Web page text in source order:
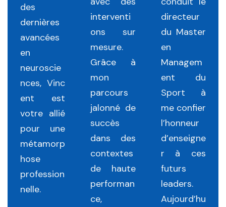
des
dernières
avancées
en
neuroscie
nces,Vinc
ent est
votre allié
pour une
métamorp
hose
profession
nelle.
interventi
ons sur
mesure.
Grâce à
mon
parcours
jalonné de
succès
dans des
contextes
de haute
performan
ce,
directeur
du Master
en
Managem
ent du
Sport à
me confier
l’honneur
d’enseigne
r à ces
futurs
leaders.
Aujourd’hu